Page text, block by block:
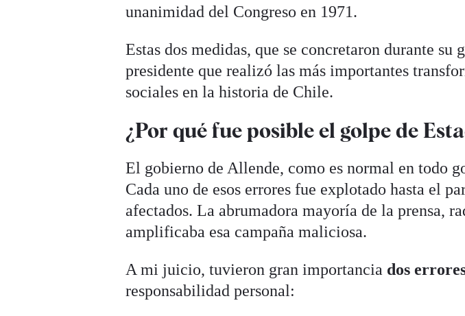
unanimidad del Congreso en 1971.
Estas dos medidas, que se concretaron durante su
presidente que realizó las más importantes
sociales en la historia de Chile.
¿Por qué fue posible el golpe de
El gobierno de Allende, como es normal en todo
Cada uno de esos errores fue explotado hasta el
afectados. La abrumadora mayoría de la prensa,
amplificaba esa campaña maliciosa.
A mi juicio, tuvieron gran importancia dos
responsabilidad personal: